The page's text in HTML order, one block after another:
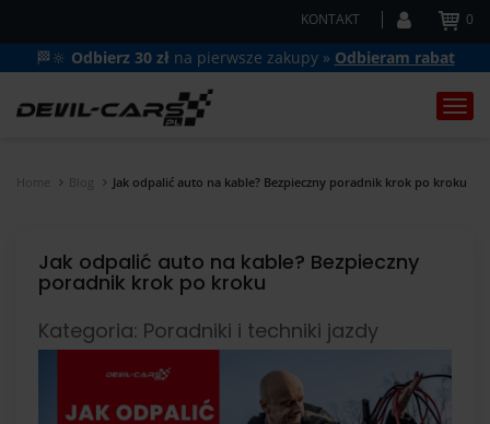
KONTAKT 0
🏁🔆 Odbierz 30 zł na pierwsze zakupy » Odbieram rabat
Home Blog Jak odpalić auto na kable? Bezpieczny poradnik krok po kroku
Jak odpalić auto na kable? Bezpieczny
poradnik krok po kroku
Kategoria: Poradniki i techniki jazdy